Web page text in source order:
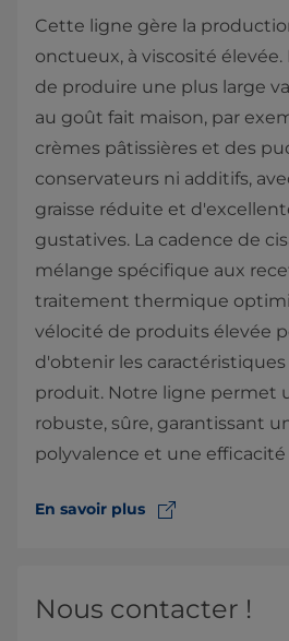
Cette ligne gère la
onctueux, à viscosité
de produire une plus large
au goût fait maison, par
crèmes pâtissières et des
conservateurs ni additifs,
graisse réduite et
gustatives. La cadence de
mélange spécifique aux
traitement thermique
vélocité de produits élevée
d'obtenir les
produit. Notre ligne permet
robuste, sûre, garantissant
polyvalence et une
En savoir plus
Nous contacter !